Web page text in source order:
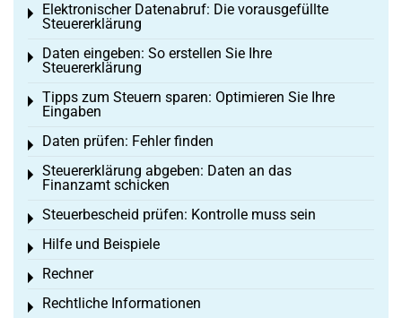
Elektronischer Datenabruf: Die vorausgefüllte
Steuererklärung
Toggle menu
Daten eingeben: So erstellen Sie Ihre
Steuererklärung
Toggle menu
Tipps zum Steuern sparen: Optimieren Sie Ihre
Eingaben
Toggle menu
Daten prüfen: Fehler finden
Toggle menu
Steuererklärung abgeben: Daten an das
Finanzamt schicken
Toggle menu
Steuerbescheid prüfen: Kontrolle muss sein
Toggle menu
Hilfe und Beispiele
Toggle menu
Rechner
Toggle menu
Rechtliche Informationen
Toggle menu